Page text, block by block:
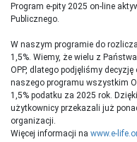
Program e-pity 2025 on-line
Publicznego.
W naszym programie do
1,5%. Wiemy, że wielu z
OPP, dlatego podjęliśmy
naszego programu wszystkim
1,5% podatku za 2025 rok.
użytkownicy przekazali już
organizacji.
Więcej informacji na www.e-